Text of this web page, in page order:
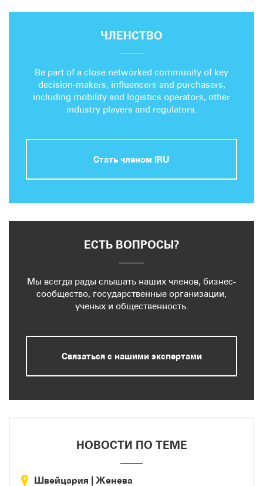
ЧЛЕНСТВО
Be part of a close networked community of key
decision-makers, influencers and purchasers,
including mobility and logistics operators, other
industry players and regulators.
Стать членом IRU
ЕСТЬ ВОПРОСЫ?
Мы всегда рады слышать наших членов, бизнес-
сообщество, государственные организации,
ученых и общественность.
Связаться с нашими экспертами
НОВОСТИ ПО ТЕМЕ
Швейцария | Женева